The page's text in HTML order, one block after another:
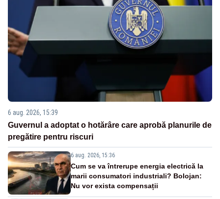
6 aug. 2026, 15:39
Guvernul a adoptat o hotărâre care aprobă planurile de
pregătire pentru riscuri
6 aug. 2026, 15:36
Cum se va întrerupe energia electrică la
marii consumatori industriali? Bolojan:
Nu vor exista compensații